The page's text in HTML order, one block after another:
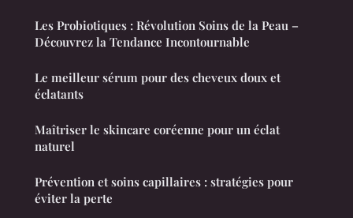
Les Probiotiques : Révolution Soins de la Peau –
Découvrez la Tendance Incontournable
Le meilleur sérum pour des cheveux doux et
éclatants
Maîtriser le skincare coréenne pour un éclat
naturel
Prévention et soins capillaires : stratégies pour
éviter la perte